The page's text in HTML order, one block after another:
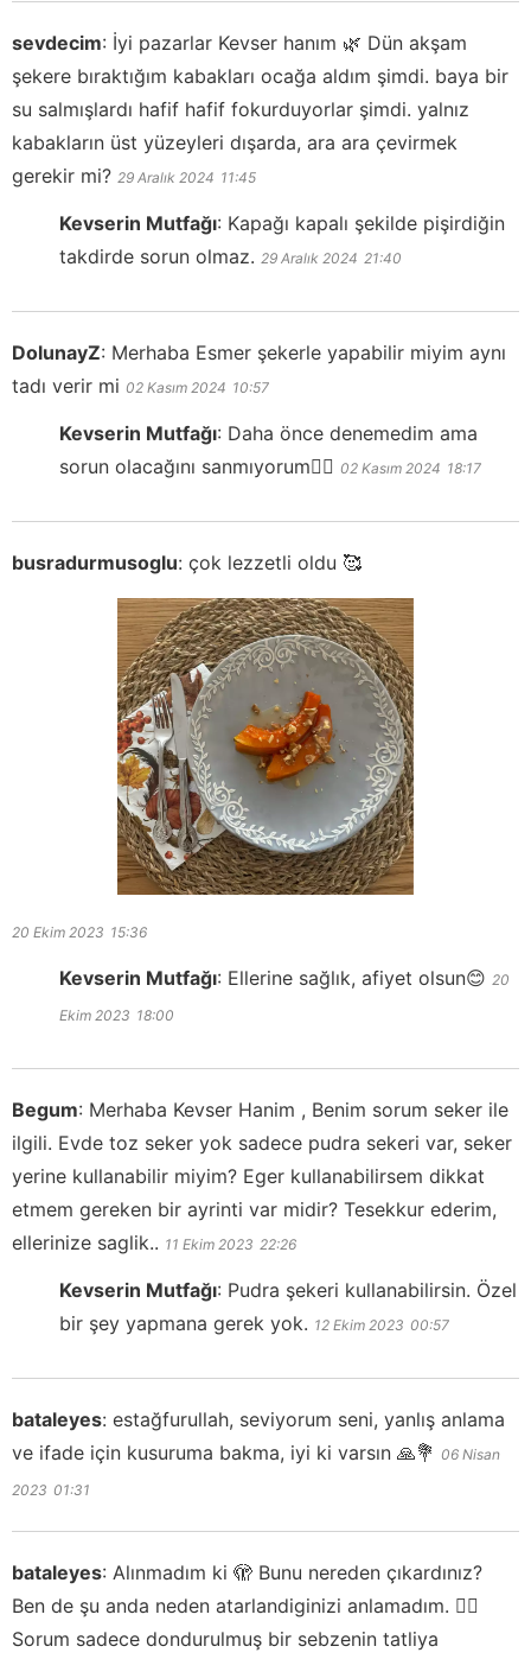
sevdecim: İyi pazarlar Kevser hanım 🌿 Dün akşam
şekere bıraktığım kabakları ocağa aldım şimdi. baya bir
su salmışlardı hafif hafif fokurduyorlar şimdi. yalnız
kabakların üst yüzeyleri dışarda, ara ara çevirmek
gerekir mi? 29 Aralık 2024 11:45
Kevserin Mutfağı: Kapağı kapalı şekilde pişirdiğin
takdirde sorun olmaz. 29 Aralık 2024 21:40
DolunayZ: Merhaba Esmer şekerle yapabilir miyim aynı
tadı verir mi 02 Kasım 2024 10:57
Kevserin Mutfağı: Daha önce denemedim ama
sorun olacağını sanmıyorum👍🏻 02 Kasım 2024 18:17
busradurmusoglu: çok lezzetli oldu 🥰
20 Ekim 2023 15:36
Kevserin Mutfağı: Ellerine sağlık, afiyet olsun😊 20
Ekim 2023 18:00
Begum: Merhaba Kevser Hanim , Benim sorum seker ile
ilgili. Evde toz seker yok sadece pudra sekeri var, seker
yerine kullanabilir miyim? Eger kullanabilirsem dikkat
etmem gereken bir ayrinti var midir? Tesekkur ederim,
ellerinize saglik.. 11 Ekim 2023 22:26
Kevserin Mutfağı: Pudra şekeri kullanabilirsin. Özel
bir şey yapmana gerek yok. 12 Ekim 2023 00:57
bataleyes: estağfurullah, seviyorum seni, yanlış anlama
ve ifade için kusuruma bakma, iyi ki varsın 🙏💐 06 Nisan
2023 01:31
bataleyes: Alınmadım ki 🫣 Bunu nereden çıkardınız?
Ben de şu anda neden atarlandiginizi anlamadım. 🤷‍♀️
Sorum sadece dondurulmuş bir sebzenin tatliya